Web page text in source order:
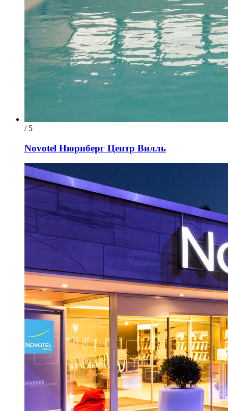
/ 5
Novotel Нюрнберг Центр Вилль